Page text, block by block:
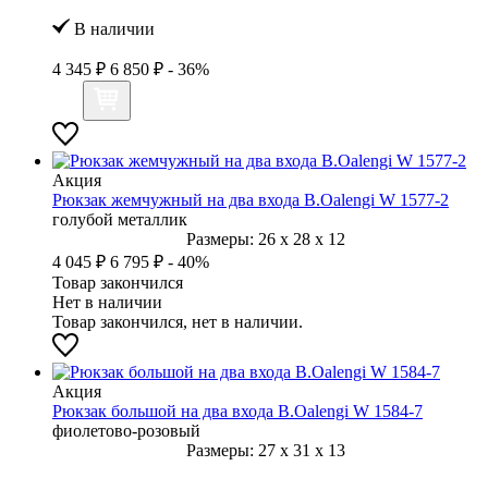
В наличии
4 345 ₽ 6 850 ₽ - 36%
Акция
Рюкзак жемчужный на два входа B.Oalengi W 1577-2
голубой металлик
Размеры: 26 x 28 x 12
4 045 ₽ 6 795 ₽ - 40%
Товар закончился
Нет в наличии
Товар закончился, нет в наличии.
Акция
Рюкзак большой на два входа B.Oalengi W 1584-7
фиолетово-розовый
Размеры: 27 x 31 x 13